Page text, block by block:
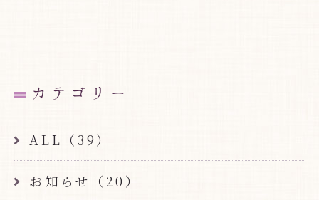
カテゴリー
ALL（39）
お知らせ（20）